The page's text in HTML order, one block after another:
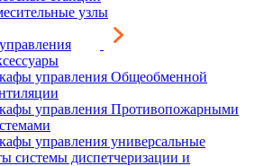
узлы
управления Общеобменной
управления Противопожарными
управления универсальные
системы диспетчеризации и